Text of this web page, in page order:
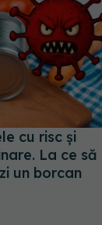
cu risc și
La ce să
un borcan